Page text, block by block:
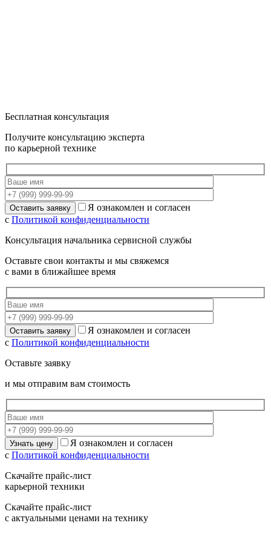
Бесплатная консультация
Получите консультацию эксперта
по карьерной технике
Я ознакомлен и согласен
с Политикой конфиденциальности
Консультация начальника сервисной службы
Оставьте свои контакты и мы свяжемся
с вами в ближайшее время
Я ознакомлен и согласен
с Политикой конфиденциальности
Оставьте заявку
и мы отправим вам стоимость
Я ознакомлен и согласен
с Политикой конфиденциальности
Скачайте прайс-лист
карьерной техники
Скачайте прайс-лист
с актуальными ценами на технику